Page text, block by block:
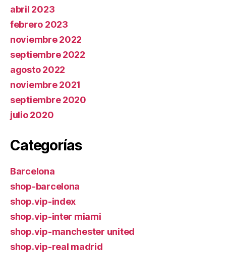
abril 2023
febrero 2023
noviembre 2022
septiembre 2022
agosto 2022
noviembre 2021
septiembre 2020
julio 2020
Categorías
Barcelona
shop-barcelona
shop.vip-index
shop.vip-inter miami
shop.vip-manchester united
shop.vip-real madrid